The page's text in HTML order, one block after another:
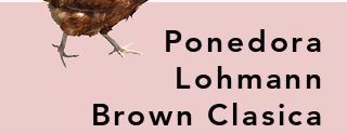
Ponedora
Lohmann
Brown Clasica